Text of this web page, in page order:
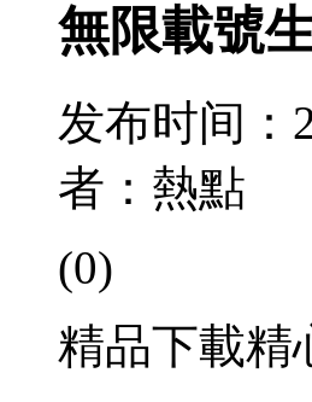
無限載號
发布时间：
者：熱點
(0)
精品下載精